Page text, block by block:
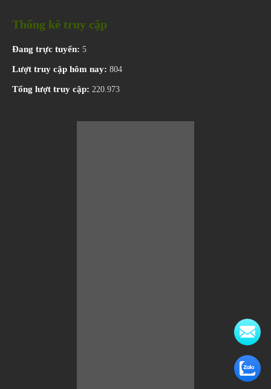
Thống kê truy cập
Đang trực tuyến: 5
Lượt truy cập hôm nay: 804
Tổng lượt truy cập: 220.973